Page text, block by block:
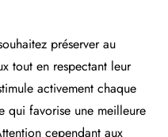
préserver au
tout en respectant leur
activement chaque
qui favorise une meilleure
cependant aux